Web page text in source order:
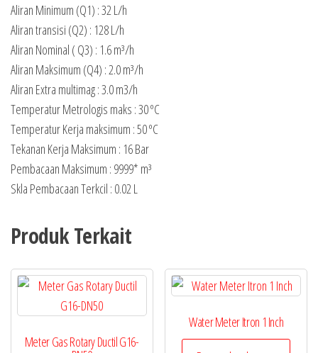
Aliran Minimum (Q1) : 32 L/h
Aliran transisi (Q2) : 128 L/h
Aliran Nominal ( Q3) : 1.6 m³/h
Aliran Maksimum (Q4) : 2.0 m³/h
Aliran Extra multimag : 3.0 m3/h
Temperatur Metrologis maks : 30 ºC
Temperatur Kerja maksimum : 50 ºC
Tekanan Kerja Maksimum : 16 Bar
Pembacaan Maksimum : 9999* m³
Skla Pembacaan Terkcil : 0.02 L
Produk Terkait
Meter Gas Rotary Ductil G16-
Water Meter Itron 1 Inch